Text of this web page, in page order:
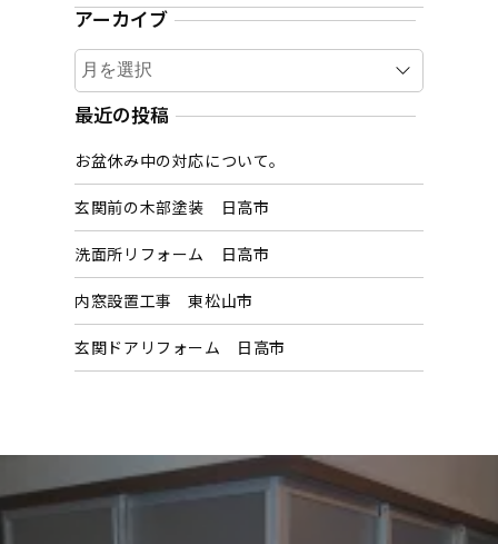
アーカイブ
ア
ー
カ
ブ
最近の投稿
お盆休み中の対応について。
玄関前の木部塗装 日高市
洗面所リフォーム 日高市
内窓設置工事 東松山市
玄関ドアリフォーム 日高市